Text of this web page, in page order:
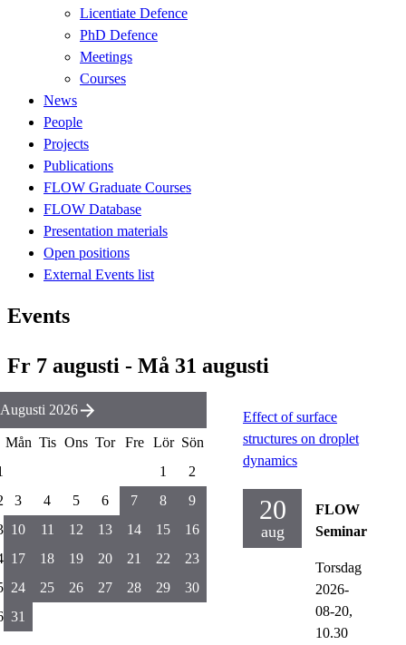
Licentiate Defence
PhD Defence
Meetings
Courses
News
People
Projects
Publications
FLOW Graduate Courses
FLOW Database
Presentation materials
Open positions
External Events list
Events
Fr 7 augusti - Må 31 augusti
Effect of surface
structures on droplet
dynamics
20
aug
FLOW
Seminar
Torsdag
2026-
08-20,
10.30
Augusti 2026
Mån Tis Ons Tor Fre Lör Sön
1
2
3 4 5 6 7 8
9
10 11 12 13 14 15
16
17 18 19 20 21 22
23
24 25 26 27 28 29
30
31